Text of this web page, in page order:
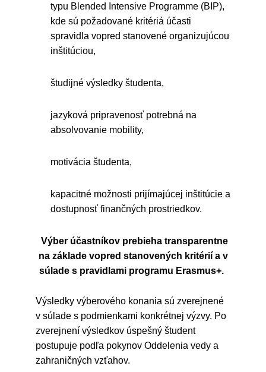
typu Blended Intensive Programme (BIP),
kde sú požadované kritériá účasti
spravidla vopred stanovené organizujúcou
inštitúciou,
študijné výsledky študenta,
jazyková pripravenosť potrebná na
absolvovanie mobility,
motivácia študenta,
kapacitné možnosti prijímajúcej inštitúcie a
dostupnosť finančných prostriedkov.
Výber účastníkov prebieha transparentne
na základe vopred stanovených kritérií a v
súlade s pravidlami programu Erasmus+.
Výsledky výberového konania sú zverejnené
v súlade s podmienkami konkrétnej výzvy. Po
zverejnení výsledkov úspešný študent
postupuje podľa pokynov Oddelenia vedy a
zahraničných vzťahov.